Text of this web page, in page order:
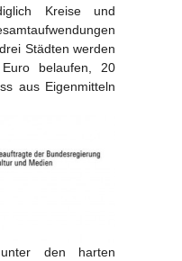
Kreise und
Städten werden
belaufen, 20
aus Eigenmitteln
den harten